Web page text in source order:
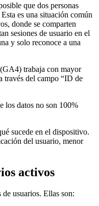
que dos personas
es una situación común
donde se comparten
sesiones de usuario en el
y solo reconoce a una
trabaja con mayor
través del campo “ID de
los datos no son 100%
sucede en el dispositivo.
del usuario, menor
activos
usuarios. Ellas son: